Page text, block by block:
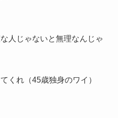
人じゃないと無理なんじゃ
くれ（45歳独身のワイ）